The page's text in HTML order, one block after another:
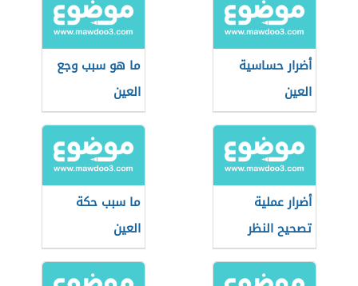
أضرار حساسية
العين
ما هو سبب وجع
العين
أضرار عملية
تصحيح النظر
ما سبب حكة
العين